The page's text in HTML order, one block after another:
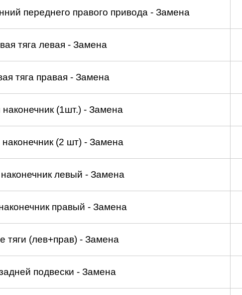
переднего правого привода - Замена
тяга левая - Замена
тяга правая - Замена
(1шт.) - Замена
(2 шт) - Замена
левый - Замена
правый - Замена
тяги (лев+прав) - Замена
подвески - Замена